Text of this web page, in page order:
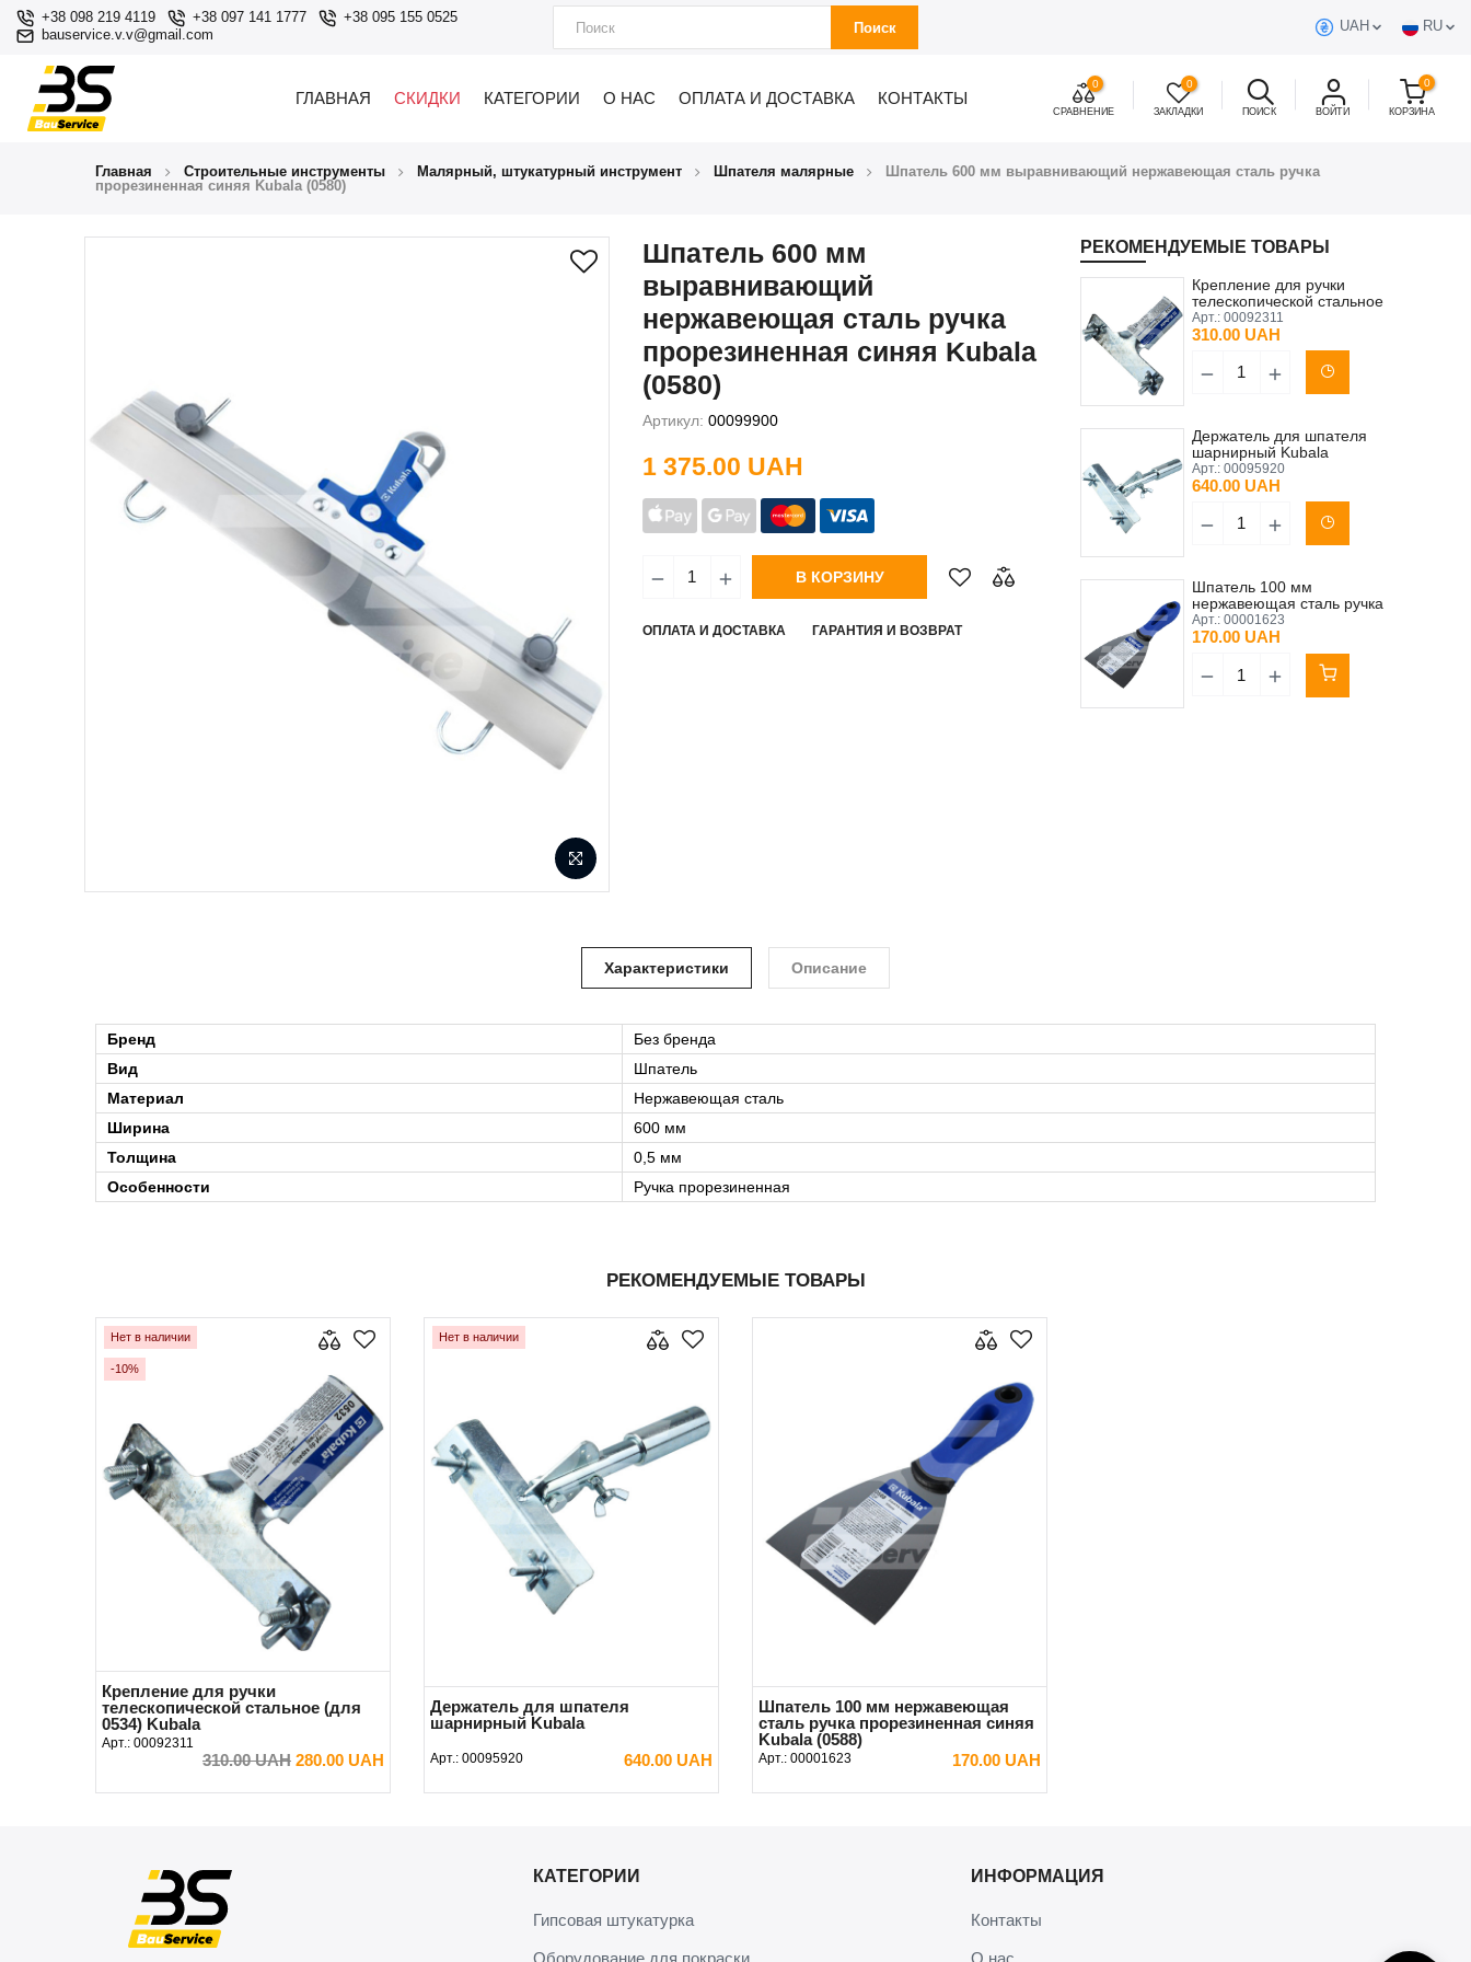
+38 098 219 4119 +38 097 141 1777
+38 095 155 0525
bauservice.v.v@gmail.com
Поиск UAH RU
ГЛАВНАЯ СКИДКИ КАТЕГОРИИ О НАС ОПЛАТА И ДОСТАВКА КОНТАКТЫ
0
СРАВНЕНИЕ
0
ЗАКЛАДКИ ПОИСК ВОЙТИ
0
КОРЗИНА
Главная Строительные инструменты Малярный, штукатурный инструмент Шпателя малярные
Шпатель 600 мм выравнивающий нержавеющая сталь ручка
прорезиненная синяя Kubala (0580)
Шпатель 600 мм
выравнивающий
нержавеющая сталь ручка
прорезиненная синяя Kubala
(0580)
Артикул: 00099900
1 375.00 UAH
В КОРЗИНУ
ОПЛАТА И ДОСТАВКА ГАРАНТИЯ И ВОЗВРАТ
РЕКОМЕНДУЕМЫЕ ТОВАРЫ
Крепление для ручки
телескопической стальное
(для 0534) Kubala
Арт.: 00092311
310.00 UAH
Держатель для шпателя
шарнирный Kubala
Арт.: 00095920
640.00 UAH
Шпатель 100 мм
нержавеющая сталь ручка
прорезиненная синяя
Kubala (0588)
Арт.: 00001623
170.00 UAH
Характеристики Описание
Бренд
Без бренда
Вид
Шпатель
Материал
Нержавеющая сталь
Ширина
600 мм
Толщина
0,5 мм
Особенности
Ручка прорезиненная
РЕКОМЕНДУЕМЫЕ ТОВАРЫ
Нет в наличии
-10%
Крепление для ручки
телескопической стальное (для
0534) Kubala
Арт.: 00092311
310.00 UAH 280.00 UAH
Предзаказ
Нет в наличии
Держатель для шпателя
шарнирный Kubala
Арт.: 00095920 640.00 UAH
Предзаказ
Шпатель 100 мм нержавеющая
сталь ручка прорезиненная синяя
Kubala (0588)
Арт.: 00001623 170.00 UAH
В КОРЗИНУ
КАТЕГОРИИ
Гипсовая штукатурка
ИНФОРМАЦИЯ
Контакты